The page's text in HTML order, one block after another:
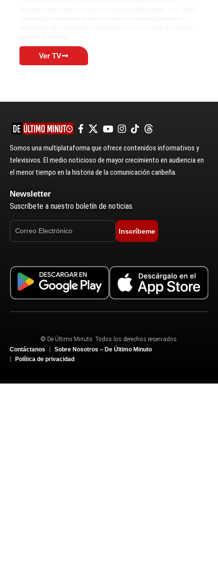
Ver TV
Somos una multiplataforma que ofrece contenidos informativos y
televisivos. El medio noticioso de mayor crecimiento en audiencia en
el menor tiempo en la historia de la comunicación caribeña.
Newsletter
Suscríbete a nuestro boletín de noticias.
Inscríbeme
© De Último Minuto. Todos los derechos reservados.
Contáctanos
Sobre Nosotros – De Último Minuto
Política de privacidad